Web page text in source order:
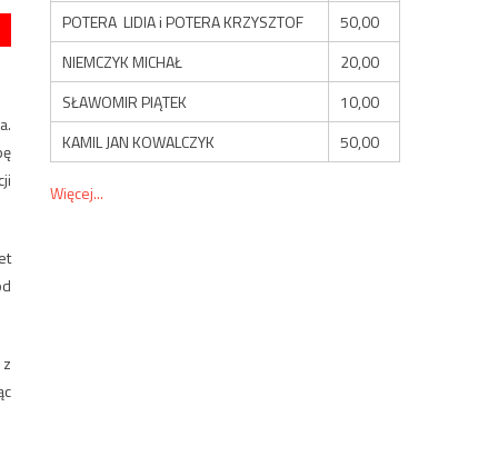
POTERA LIDIA i POTERA KRZYSZTOF
50,00
NIEMCZYK MICHAŁ
20,00
SŁAWOMIR PIĄTEK
10,00
KAMIL JAN KOWALCZYK
50,00
Więcej...